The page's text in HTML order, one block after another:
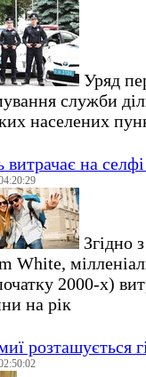
Уряд
служби
населених
на
Згідно
White,
2000-х)
на рік
розташується